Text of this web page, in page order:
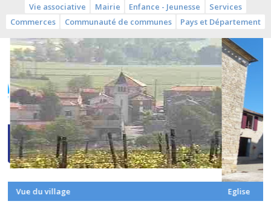
Vie associative Mairie Enfance - Jeunesse
Services
Commerces
Communauté de communes Pays et Département
Vue du village Eglise